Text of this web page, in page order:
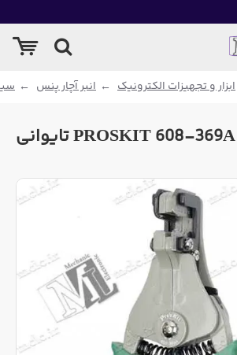
ابزار و تجهیزات الکترونیک انبر آچار پنس